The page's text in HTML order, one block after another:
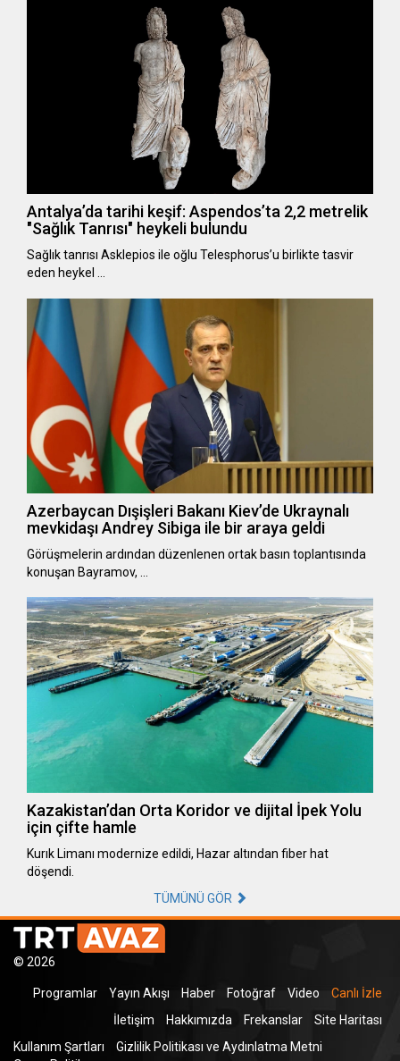
Antalya’da tarihi keşif: Aspendos’ta 2,2 metrelik
"Sağlık Tanrısı" heykeli bulundu
Sağlık tanrısı Asklepios ile oğlu Telesphorus’u birlikte tasvir
eden heykel …
Azerbaycan Dışişleri Bakanı Kiev’de Ukraynalı
mevkidaşı Andrey Sibiga ile bir araya geldi
Görüşmelerin ardından düzenlenen ortak basın toplantısında
konuşan Bayramov, …
Kazakistan’dan Orta Koridor ve dijital İpek Yolu
için çifte hamle
Kurık Limanı modernize edildi, Hazar altından fiber hat
döşendi.
TÜMÜNÜ GÖR
© 2026
Programlar Yayın Akışı Haber Fotoğraf Video
Canlı İzle
İletişim
Hakkımızda Frekanslar
Site Haritası
Kullanım Şartları
Gizlilik Politikası ve Aydınlatma Metni